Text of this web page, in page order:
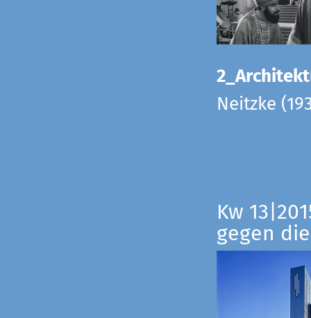
Neitzke
Kw
gegen